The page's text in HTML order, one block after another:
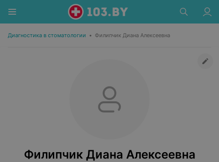
Диагностика в стоматологии • Филипчик Диана Алексеевна
Филипчик Диана Алексеевна